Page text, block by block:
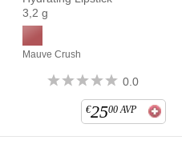
3,2 g
Mauve Crush
0.0
€2500 AVP